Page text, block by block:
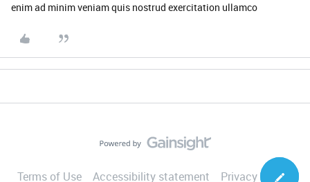
enim ad minim veniam quis nostrud exercitation ullamco
Terms of Use Accessibility statement Privacy Notice